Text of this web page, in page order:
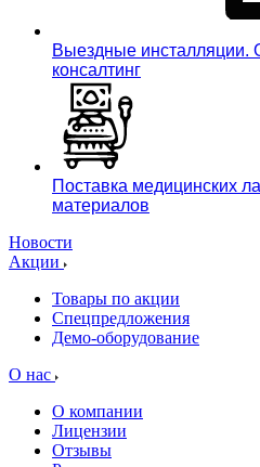
Выездные инсталляции.
консалтинг
Поставка медицинских
материалов
Новости
Акции
Товары по акции
Спецпредложения
Демо-оборудование
О нас
О компании
Лицензии
Отзывы